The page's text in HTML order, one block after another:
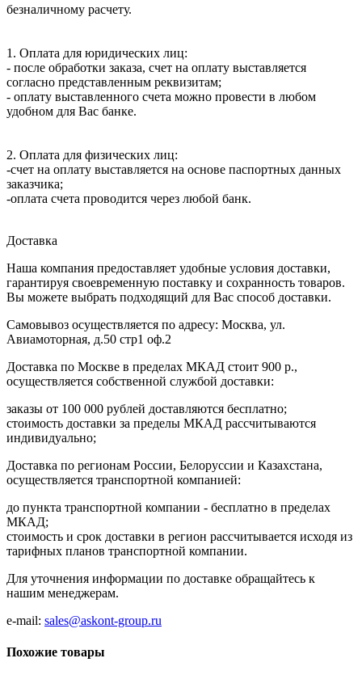
безналичному расчету.
1. Оплата для юридических лиц:
- после обработки заказа, счет на оплату выставляется
согласно представленным реквизитам;
- оплату выставленного счета можно провести в любом
удобном для Вас банке.
2. Оплата для физических лиц:
-счет на оплату выставляется на основе паспортных данных
заказчика;
-оплата счета проводится через любой банк.
Доставка
Наша компания предоставляет удобные условия доставки,
гарантируя своевременную поставку и сохранность товаров.
Вы можете выбрать подходящий для Вас способ доставки.
Самовывоз осуществляется по адресу: Москва, ул.
Авиамоторная, д.50 стр1 оф.2
Доставка по Москве в пределах МКАД стоит 900 р.,
осуществляется собственной службой доставки:
заказы от 100 000 рублей доставляются бесплатно;
cтоимость доставки за пределы МКАД рассчитываются
индивидуально;
Доставка по регионам России, Белоруссии и Казахстана,
осуществляется транспортной компанией:
до пункта транспортной компании - бесплатно в пределах
МКАД;
стоимость и срок доставки в регион рассчитывается исходя из
тарифных планов транспортной компании.
Для уточнения информации по доставке обращайтесь к
нашим менеджерам.
e-mail: sales@askont-group.ru
Похожие товары